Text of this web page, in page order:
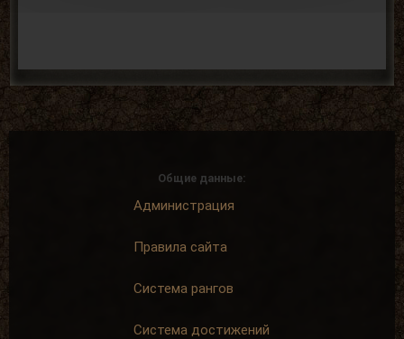
Общие данные:
Администрация
Правила сайта
Система рангов
Система достижений